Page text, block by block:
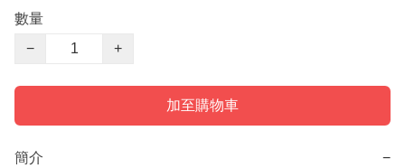
數量
−
+
加至購物車
簡介 −